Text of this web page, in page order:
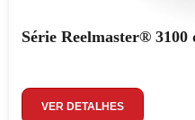
Série Reelmaster® 3100
VER DETALHES